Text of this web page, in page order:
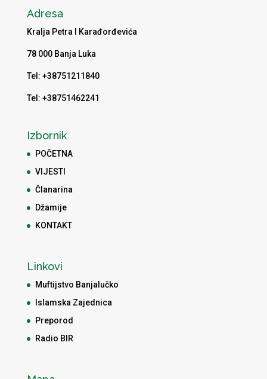
Adresa
Kralja Petra I Karađorđevića
78 000 Banja Luka
Tel: +38751211840
Tel: +38751462241
Izbornik
POČETNA
VIJESTI
Članarina
Džamije
KONTAKT
Linkovi
Muftijstvo Banjalučko
Islamska Zajednica
Preporod
Radio BIR